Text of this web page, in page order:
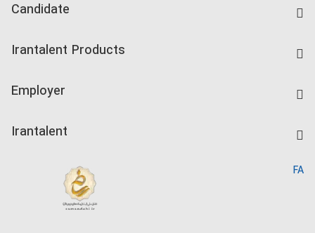
Candidate
Companies Rate
Irantalent Products
Kardix
Employer
Irantalent
FA